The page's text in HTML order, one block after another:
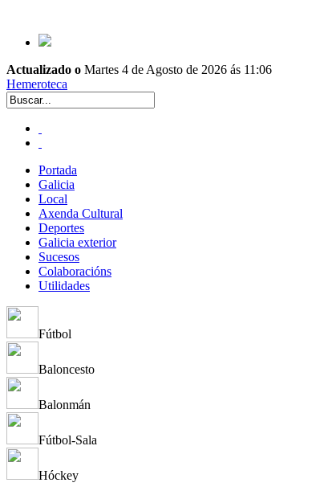
Actualizado o Martes 4 de Agosto de 2026 ás 11:06
Hemeroteca
Portada
Galicia
Local
Axenda Cultural
Deportes
Galicia exterior
Sucesos
Colaboracións
Utilidades
Fútbol
Baloncesto
Balonmán
Fútbol-Sala
Hóckey